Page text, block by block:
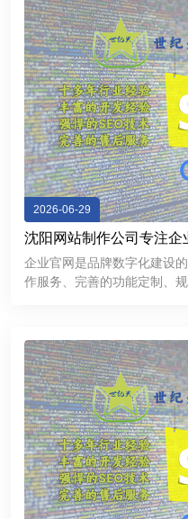
2026-06-29
沈阳网站制作公司专注企
提升品牌互联网形象
企业官网是品牌数字化建设
作服务、完善的功能定制、
持。